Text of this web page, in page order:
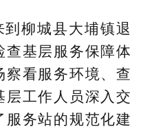
柳城县大埔镇退
查基层服务保障体
察看服务环境、查
层工作人员深入交
服务站的规范化建